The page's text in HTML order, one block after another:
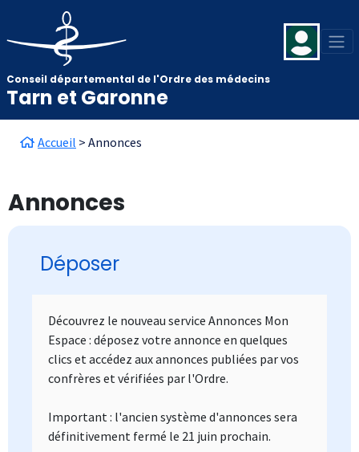
Aller au contenu principal
Conseil départemental de l'Ordre des médecins
Tarn et Garonne
Fil d'Ariane
Accueil Annonces
Annonces
Déposer
Colonne 1
Texte long
Découvrez le nouveau service Annonces Mon
Espace : déposez votre annonce en quelques
clics et accédez aux annonces publiées par vos
confrères et vérifiées par l'Ordre.
Important : l'ancien système d'annonces sera
définitivement fermé le 21 juin prochain.
Panneau de gestion des cookies